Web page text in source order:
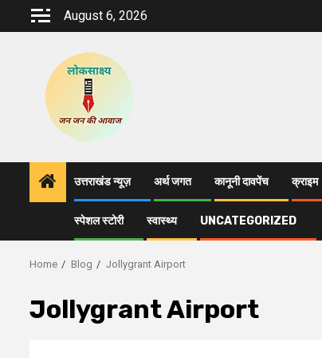
August 6, 2026
उत्तराखंड न्यूज़ अर्थ जगत कानूनी दावपेंच क्राइम
स्पेशल स्टोरी स्वास्थ्य UNCATEGORIZED
Home Blog Jollygrant Airport
Jollygrant Airport